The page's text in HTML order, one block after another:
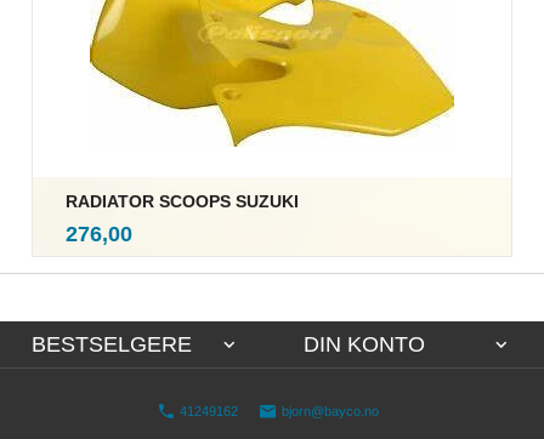
RADIATOR SCOOPS SUZUKI
Pris
276,00mva.
BESTSELGERE DIN KONTO
41249162 bjorn@bayco.no